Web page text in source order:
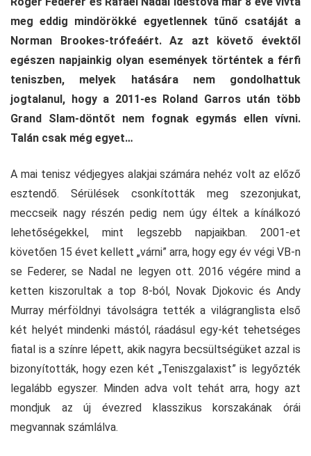
meg eddig mindörökké egyetlennek tűnő csatáját a
Norman Brookes-trófeáért. Az azt követő évektől
egészen napjainkig olyan események történtek a férfi
teniszben, melyek hatására nem gondolhattuk
jogtalanul, hogy a 2011-es Roland Garros után több
Grand Slam-döntőt nem fognak egymás ellen vívni.
Talán csak még egyet…
A mai tenisz védjegyes alakjai számára nehéz volt az előző
esztendő. Sérülések csonkították meg szezonjukat,
meccseik nagy részén pedig nem úgy éltek a kínálkozó
lehetőségekkel, mint legszebb napjaikban. 2001-et
követően 15 évet kellett „várni” arra, hogy egy év végi VB-n
se Federer, se Nadal ne legyen ott. 2016 végére mind a
ketten kiszorultak a top 8-ból, Novak Djokovic és Andy
Murray mérföldnyi távolságra tették a világranglista első
két helyét mindenki mástól, ráadásul egy-két tehetséges
fiatal is a színre lépett, akik nagyra becsültségüket azzal is
bizonyították, hogy ezen két „Teniszgalaxist” is legyőzték
legalább egyszer. Minden adva volt tehát arra, hogy azt
mondjuk az új évezred klasszikus korszakának órái
megvannak számlálva.